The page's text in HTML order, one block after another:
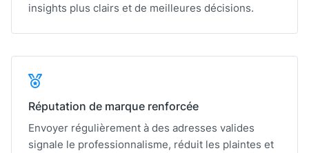
insights plus clairs et de meilleures décisions.
Réputation de marque renforcée
Envoyer régulièrement à des adresses valides
signale le professionnalisme, réduit les plaintes et